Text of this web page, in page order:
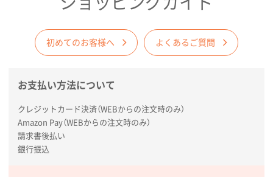
なります。また、ポケット部分への箔押
ださい。
初めてのお客様へ よくあるご質問
お支払い方法について
クレジットカード決済（WEBからの注文時のみ）
Amazon Pay（WEBからの注文時のみ）
請求書後払い
銀行振込